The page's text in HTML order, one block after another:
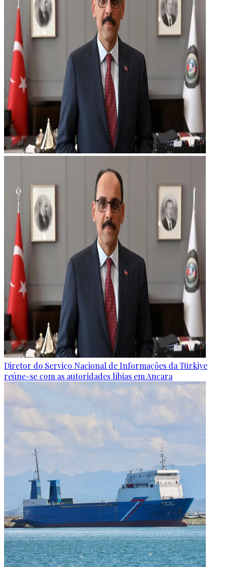
Diretor do Serviço Nacional de Informações da Türkiye
reúne-se com as autoridades líbias em Ancara